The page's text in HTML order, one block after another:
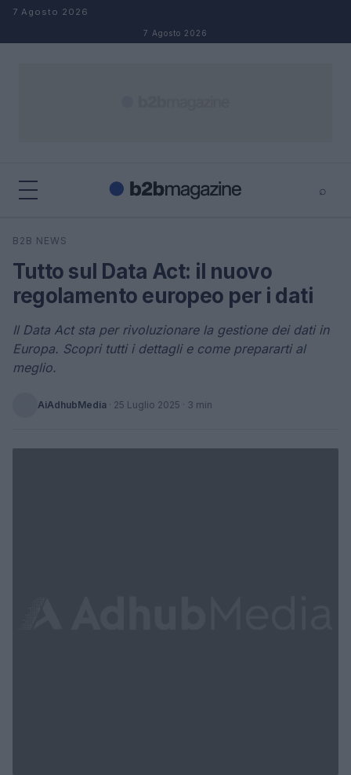
Salta al contenuto
7 Agosto 2026
7 Agosto 2026
⌕
Cerca
B2B NEWS
Tutto sul Data Act: il nuovo
regolamento europeo per i dati
Il Data Act sta per rivoluzionare la gestione dei dati in
Europa. Scopri tutti i dettagli e come prepararti al
meglio.
AiAdhubMedia · 25 Luglio 2025 · 3 min